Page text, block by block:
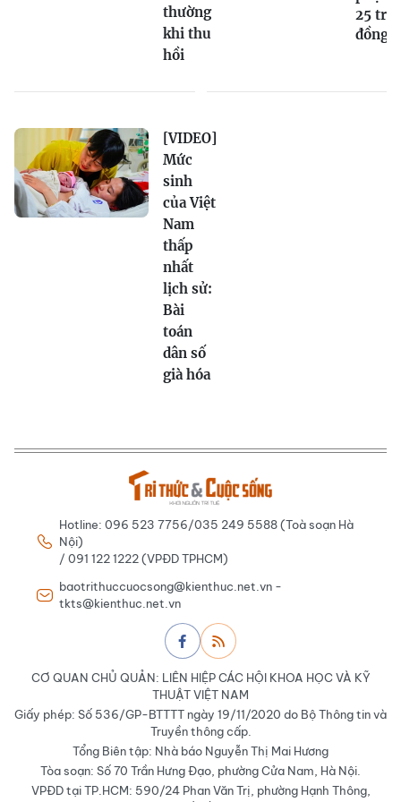
thường
khi thu
hồi
25
đồng
[VIDEO]
Mức
sinh
của Việt
Nam
thấp
nhất
lịch sử:
Bài
toán
dân số
già hóa
Hotline: 096 523 7756/035 249 5588 (Toà soạn Hà
Nội)
/ 091 122 1222 (VPĐD TPHCM)
baotrithuccuocsong@kienthuc.net.vn -
tkts@kienthuc.net.vn
CƠ QUAN CHỦ QUẢN: LIÊN HIỆP CÁC HỘI KHOA HỌC VÀ KỸ
THUẬT VIỆT NAM
Giấy phép: Số 536/GP-BTTTT ngày 19/11/2020 do Bộ Thông tin và
Truyền thông cấp.
Tổng Biên tập: Nhà báo Nguyễn Thị Mai Hương
Tòa soạn: Số 70 Trần Hưng Đạo, phường Cửa Nam, Hà Nội.
VPĐD tại TP.HCM: 590/24 Phan Văn Trị, phường Hạnh Thông,